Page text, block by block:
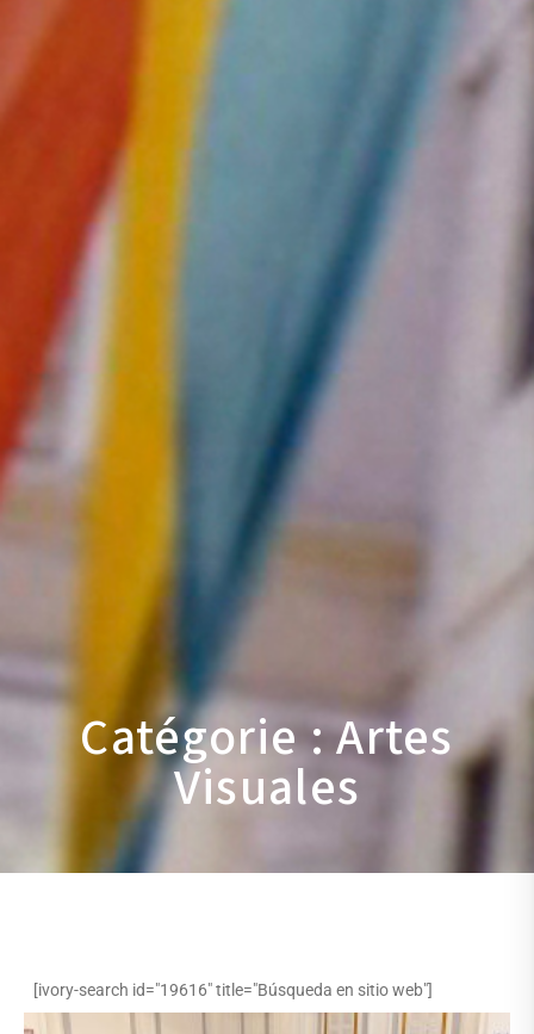
Catégorie : Artes
Visuales
[ivory-search id="19616" title="Búsqueda en sitio web"]